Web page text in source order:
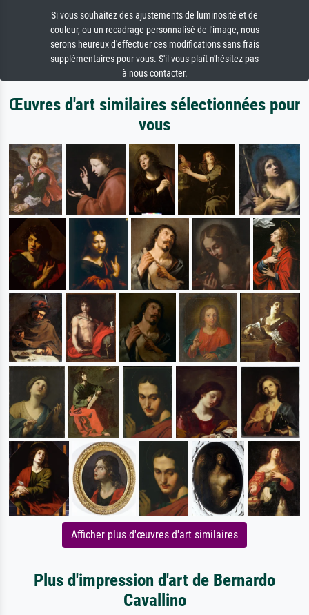
Si vous souhaitez des ajustements de luminosité et de
couleur, ou un recadrage personnalisé de l'image, nous
serons heureux d'effectuer ces modifications sans frais
supplémentaires pour vous. S'il vous plaît n'hésitez pas
à nous contacter.
Œuvres d'art similaires sélectionnées pour
vous
Afficher plus d'œuvres d'art similaires
Plus d'impression d'art de Bernardo
Cavallino